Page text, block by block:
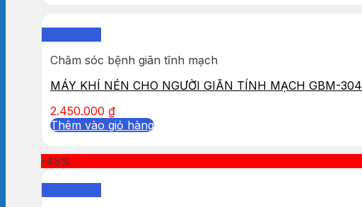
Chăm sóc bệnh giãn tĩnh mạch
MÁY KHÍ NÉN CHO NGƯỜI GIÃN TÍNH MẠCH GBM-304
2.450.000 ₫
Thêm vào giỏ hàng
-43%